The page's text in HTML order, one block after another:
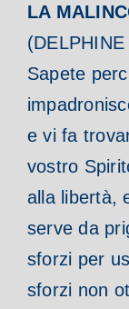
LA
Sapete
e vi fa
vostro
alla libertà,
serve da
sforzi per
sforzi non